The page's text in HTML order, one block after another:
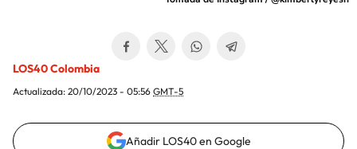
LOS40 Colombia
Actualizada: 20/10/2023 - 05:56 GMT-5
Añadir LOS40 en Google